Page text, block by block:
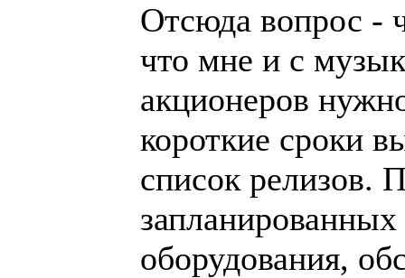
Отсюда вопрос -
что мне и с
акционеров
короткие сроки
список релизов.
оборудования,